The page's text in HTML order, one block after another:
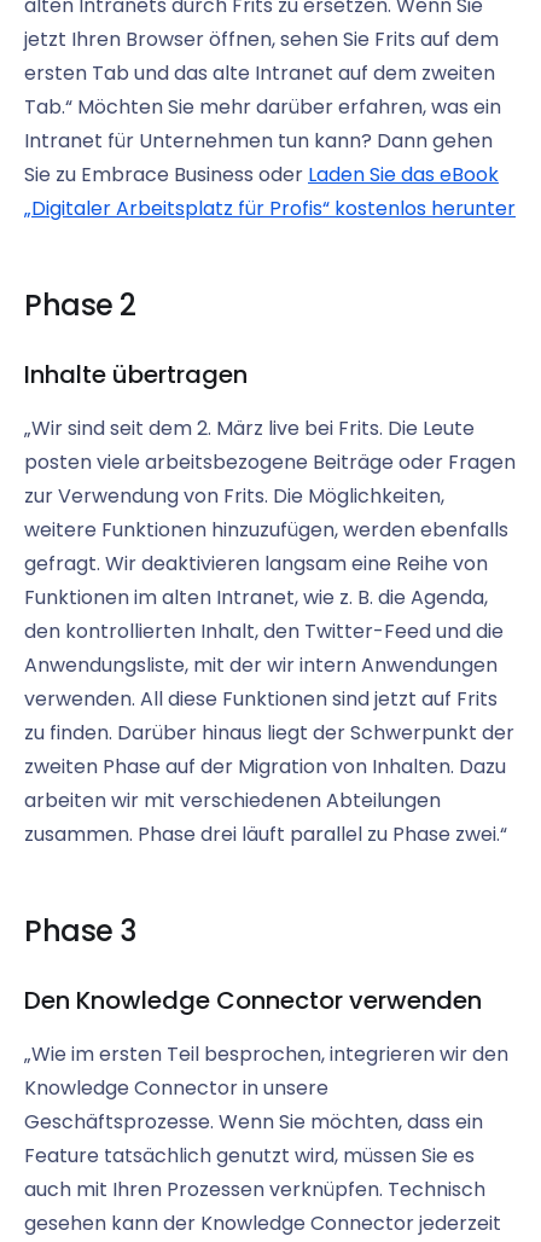
alten Intranets durch Frits zu ersetzen. Wenn Sie
jetzt Ihren Browser öffnen, sehen Sie Frits auf dem
ersten Tab und das alte Intranet auf dem zweiten
Tab.“ Möchten Sie mehr darüber erfahren, was ein
Intranet für Unternehmen tun kann? Dann gehen
Sie zu Embrace Business oder Laden Sie das eBook
„Digitaler Arbeitsplatz für Profis“ kostenlos herunter
Phase 2
Inhalte übertragen
„Wir sind seit dem 2. März live bei Frits. Die Leute
posten viele arbeitsbezogene Beiträge oder Fragen
zur Verwendung von Frits. Die Möglichkeiten,
weitere Funktionen hinzuzufügen, werden ebenfalls
gefragt. Wir deaktivieren langsam eine Reihe von
Funktionen im alten Intranet, wie z. B. die Agenda,
den kontrollierten Inhalt, den Twitter-Feed und die
Anwendungsliste, mit der wir intern Anwendungen
verwenden. All diese Funktionen sind jetzt auf Frits
zu finden. Darüber hinaus liegt der Schwerpunkt der
zweiten Phase auf der Migration von Inhalten. Dazu
arbeiten wir mit verschiedenen Abteilungen
zusammen. Phase drei läuft parallel zu Phase zwei.“
Phase 3
Den Knowledge Connector verwenden
„Wie im ersten Teil besprochen, integrieren wir den
Knowledge Connector in unsere
Geschäftsprozesse. Wenn Sie möchten, dass ein
Feature tatsächlich genutzt wird, müssen Sie es
auch mit Ihren Prozessen verknüpfen. Technisch
gesehen kann der Knowledge Connector jederzeit